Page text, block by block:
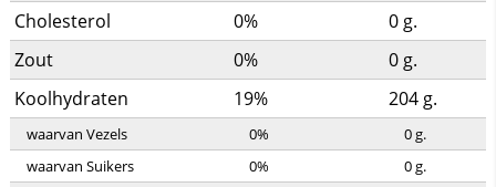
Cholesterol 0% 0 g.
Zout
0% 0 g.
Koolhydraten
19% 204 g.
waarvan Vezels 0% 0g.
waarvan Suikers
0% 0g.